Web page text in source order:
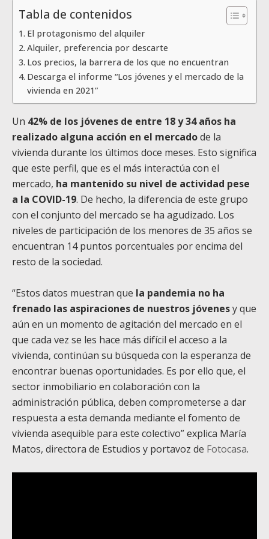
Tabla de contenidos
El protagonismo del alquiler
Alquiler, preferencia por descarte
Los precios, la barrera de los que no encuentran
Descarga el informe “Los jóvenes y el mercado de la
vivienda en 2021”
Un 42% de los jóvenes de entre 18 y 34 años ha
realizado alguna acción en el mercadode la
vivienda durante los últimos doce meses. Esto significa
que este perfil, que es el más interactúa con el
mercado, ha mantenido su nivel de actividad pese
a la COVID-19. De hecho, la diferencia de este grupo
con el conjunto del mercado se ha agudizado. Los
niveles de participación de los menores de 35 años se
encuentran 14 puntos porcentuales por encima del
resto de la sociedad.
“Estos datos muestran que la pandemia no ha
frenado las aspiraciones de nuestros jóvenesy que
aún en un momento de agitación del mercado en el
que cada vez se les hace más difícil el acceso a la
vivienda, continúan su búsqueda con la esperanza de
encontrar buenas oportunidades. Es por ello que, el
sector inmobiliario en colaboración con la
administración pública, deben comprometerse a dar
respuesta a esta demanda mediante el fomento de
vivienda asequible para este colectivo” explica María
Matos, directora de Estudios y portavoz de Fotocasa.